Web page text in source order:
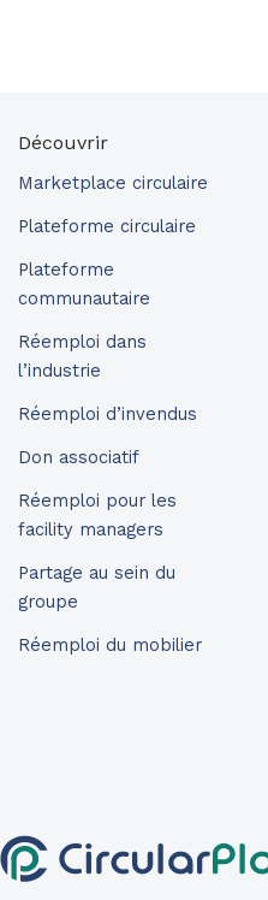
Découvrir
Marketplace circulaire
Plateforme circulaire
Plateforme
communautaire
Réemploi dans
l’industrie
Réemploi d’invendus
Don associatif
Réemploi pour les
facility managers
Partage au sein du
groupe
Réemploi du mobilier